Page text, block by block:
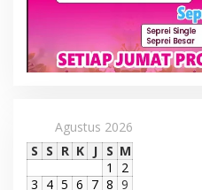
Agustus 2026
S S R K J S M
1
2
3 4 5 6 7 8 9